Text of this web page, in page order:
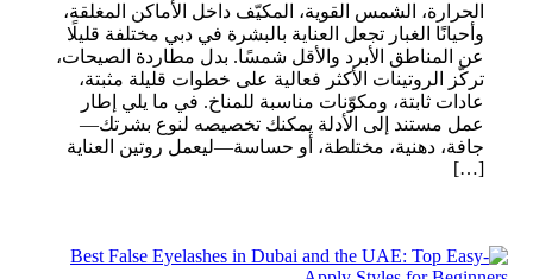
الحرارة، الشمس القوية، المكيّف داخل الأماكن المغلقة،
وأحيانًا الغبار تجعل العناية بالبشرة في دبي مختلفة قليلًا
عن المناطق الأبرد والأقل شمسًا. بدل مطاردة الصيحات،
تركّز الروتينات الأكثر فعالية على خطوات قليلة مثبتة،
عادات ثابتة، ومكوّنات مناسبة للمناخ. في ما يلي إطار
عمل مستند إلى الأدلة يمكنك تخصيصه لنوع بشرتك—
جافة، دهنية، مختلطة، أو حساسة—ليعمل روتين العناية
[…]